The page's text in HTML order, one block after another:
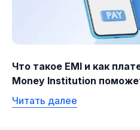
Что такое EMI и как
Money Institution
Читать далее